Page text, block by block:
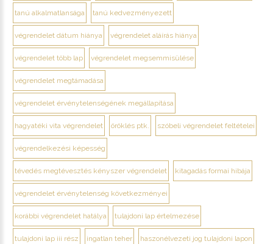
tanú alkalmatlansága tanú kedvezményezett
végrendelet dátum hiánya végrendelet aláírás hiánya
végrendelet több lap végrendelet megsemmisülése
végrendelet megtámadása
végrendelet érvénytelenségének megállapítása
hagyatéki vita végrendelet öröklés ptk. szóbeli végrendelet feltételei
végrendelkezési képesség
tévedés megtévesztés kényszer végrendelet kitagadás formai hibája
végrendelet érvénytelenség következményei
korábbi végrendelet hatálya tulajdoni lap értelmezése
tulajdoni lap iii rész ingatlan teher haszonélvezeti jog tulajdoni lapon